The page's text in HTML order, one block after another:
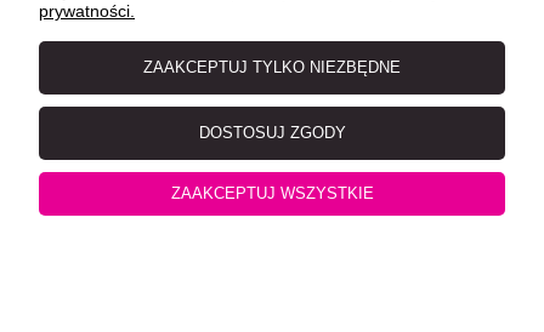
Dodatek Nasion Granatu i Małża Zielonego! Nowość!
prywatności.
ZAAKCEPTUJ TYLKO NIEZBĘDNE
DOSTOSUJ ZGODY
ZAAKCEPTUJ WSZYSTKIE